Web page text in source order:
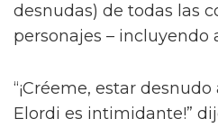
desnudas) de todas las
personajes – incluyendo
“¡Créeme, estar
Elordi es intimidante!”